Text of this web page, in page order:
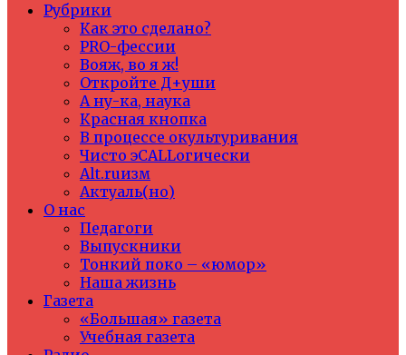
Рубрики
Как это сделано?
PRO-фессии
Вояж, во я ж!
Откройте Д+уши
А ну-ка, наука
Красная кнопка
В процессе окультуривания
Чисто эCALLогически
Alt.ruизм
Актуаль(но)
О нас
Педагоги
Выпускники
Тонкий поко – «юмор»
Наша жизнь
Газета
«Большая» газета
Учебная газета